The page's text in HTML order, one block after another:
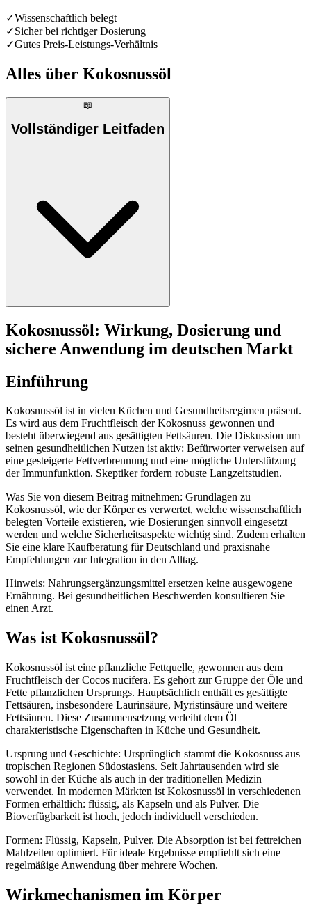
✓Wissenschaftlich belegt
✓Sicher bei richtiger Dosierung
✓Gutes Preis-Leistungs-Verhältnis
Alles über Kokosnussöl
📖
Vollständiger Leitfaden
Kokosnussöl: Wirkung, Dosierung und
sichere Anwendung im deutschen Markt
Einführung
Kokosnussöl ist in vielen Küchen und Gesundheitsregimen präsent.
Es wird aus dem Fruchtfleisch der Kokosnuss gewonnen und
besteht überwiegend aus gesättigten Fettsäuren. Die Diskussion um
seinen gesundheitlichen Nutzen ist aktiv: Befürworter verweisen auf
eine gesteigerte Fettverbrennung und eine mögliche Unterstützung
der Immunfunktion. Skeptiker fordern robuste Langzeitstudien.
Was Sie von diesem Beitrag mitnehmen: Grundlagen zu
Kokosnussöl, wie der Körper es verwertet, welche wissenschaftlich
belegten Vorteile existieren, wie Dosierungen sinnvoll eingesetzt
werden und welche Sicherheitsaspekte wichtig sind. Zudem erhalten
Sie eine klare Kaufberatung für Deutschland und praxisnahe
Empfehlungen zur Integration in den Alltag.
Hinweis: Nahrungsergänzungsmittel ersetzen keine ausgewogene
Ernährung. Bei gesundheitlichen Beschwerden konsultieren Sie
einen Arzt.
Was ist Kokosnussöl?
Kokosnussöl ist eine pflanzliche Fettquelle, gewonnen aus dem
Fruchtfleisch der Cocos nucifera. Es gehört zur Gruppe der Öle und
Fette pflanzlichen Ursprungs. Hauptsächlich enthält es gesättigte
Fettsäuren, insbesondere Laurinsäure, Myristinsäure und weitere
Fettsäuren. Diese Zusammensetzung verleiht dem Öl
charakteristische Eigenschaften in Küche und Gesundheit.
Ursprung und Geschichte: Ursprünglich stammt die Kokosnuss aus
tropischen Regionen Südostasiens. Seit Jahrtausenden wird sie
sowohl in der Küche als auch in der traditionellen Medizin
verwendet. In modernen Märkten ist Kokosnussöl in verschiedenen
Formen erhältlich: flüssig, als Kapseln und als Pulver. Die
Bioverfügbarkeit ist hoch, jedoch individuell verschieden.
Formen: Flüssig, Kapseln, Pulver. Die Absorption ist bei fettreichen
Mahlzeiten optimiert. Für ideale Ergebnisse empfiehlt sich eine
regelmäßige Anwendung über mehrere Wochen.
Wirkmechanismen im Körper